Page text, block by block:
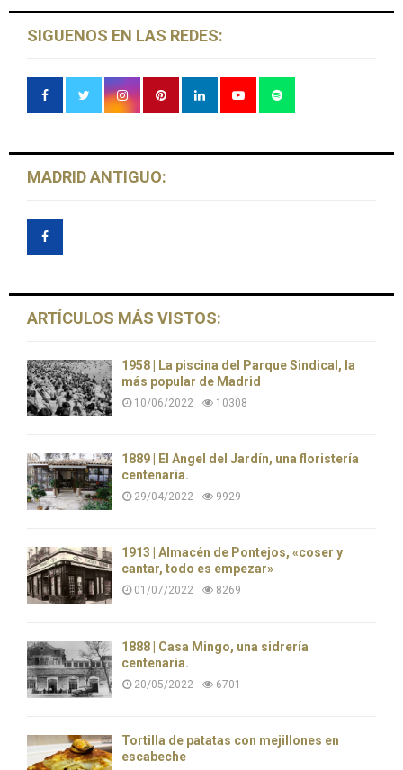
SIGUENOS EN LAS REDES:
MADRID ANTIGUO:
ARTÍCULOS MÁS VISTOS:
1958 | La piscina del Parque Sindical, la
más popular de Madrid
10/06/2022 10308
1889 | El Ángel del Jardín, una floristería
centenaria.
29/04/2022 9929
1913 | Almacén de Pontejos, «coser y
cantar, todo es empezar»
01/07/2022 8269
1888 | Casa Mingo, una sidrería
centenaria.
20/05/2022 6701
Tortilla de patatas con mejillones en
escabeche